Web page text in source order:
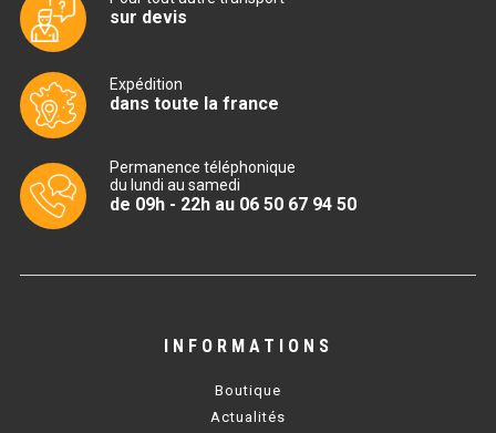
TABLE RÉFRIGÉRÉE
TABLE 600
TABLE 700 VITRÉE
sur devis
Expédition
dans toute la france
Permanence téléphonique
du lundi au samedi
de 09h - 22h au 06 50 67 94 50
INFORMATIONS
Boutique
Actualités